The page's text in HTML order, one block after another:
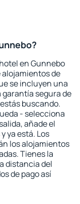
en Gunnebo
de
se incluyen una
segura de
buscando.
- selecciona
añade el
ya está. Los
los alojamientos
Tienes la
distancia del
de pago así